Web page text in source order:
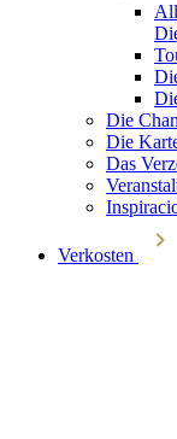
Die
Die
Das
Verkosten